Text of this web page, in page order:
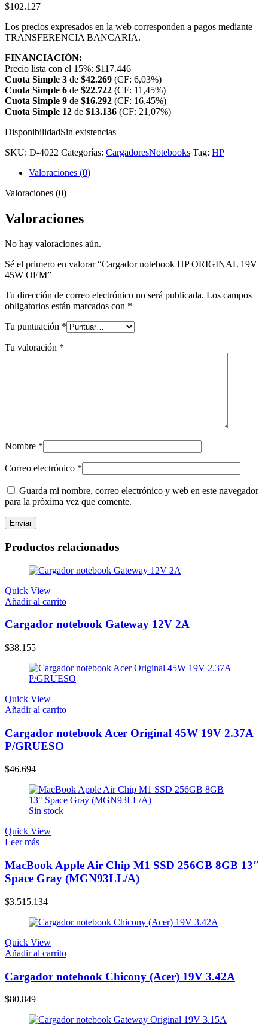
$102.127
Los precios expresados en la web corresponden a pagos mediante
TRANSFERENCIA BANCARIA.
FINANCIACIÓN:
Precio lista con el 15%: $117.446
Cuota Simple 3 de $42.269 (CF: 6,03%)
Cuota Simple 6 de $22.722 (CF: 11,45%)
Cuota Simple 9 de $16.292 (CF: 16,45%)
Cuota Simple 12 de $13.136 (CF: 21,07%)
DisponibilidadSin existencias
SKU: D-4022 Categorías: CargadoresNotebooks Tag: HP
Valoraciones (0)
Valoraciones (0)
Valoraciones
No hay valoraciones aún.
Sé el primero en valorar “Cargador notebook HP ORIGINAL 19V
45W OEM”
Tu dirección de correo electrónico no será publicada. Los campos
obligatorios están marcados con *
Tu puntuación *
Tu valoración *
Nombre *
Correo electrónico *
Guarda mi nombre, correo electrónico y web en este navegador
para la próxima vez que comente.
Productos relacionados
Quick View
Añadir al carrito
Cargador notebook Gateway 12V 2A
$38.155
Quick View
Añadir al carrito
Cargador notebook Acer Original 45W 19V 2.37A
P/GRUESO
$46.694
Sin stock
Quick View
Leer más
MacBook Apple Air Chip M1 SSD 256GB 8GB 13″
Space Gray (MGN93LL/A)
$3.515.134
Quick View
Añadir al carrito
Cargador notebook Chicony (Acer) 19V 3.42A
$80.849